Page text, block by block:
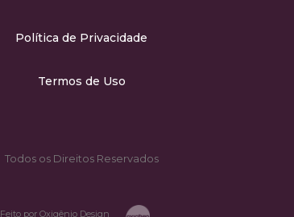
Política de Privacidade
Termos de Uso
Todos os Direitos Reservados
Feito por Oxigênio Design